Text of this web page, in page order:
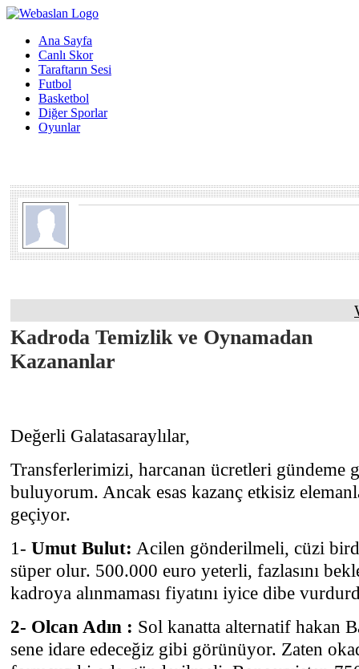
Ana Sayfa
Canlı Skor
Taraftarın Sesi
Futbol
Basketbol
Diğer Sporlar
Oyunlar
Kadroda Temizlik ve Oynamadan
Kazananlar
Değerli Galatasaraylılar,
Transferlerimizi, harcanan ücretleri gündeme
buluyorum. Ancak esas kazanç etkisiz
geçiyor.
1- Umut Bulut: Acilen gönderilmeli, cüzi
süper olur. 500.000 euro yeterli, fazlasını
kadroya alınmaması fiyatını iyice dibe
2- Olcan Adın : Sol kanatta alternatif hakan
sene idare edeceğiz gibi görünüyor. Zaten